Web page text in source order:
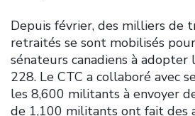
Depuis février, des milliers de
retraités se sont mobilisés
sénateurs canadiens à
228. Le CTC a collaboré avec
les 8,600 militants à envoyer
de 1,100 militants ont fait des